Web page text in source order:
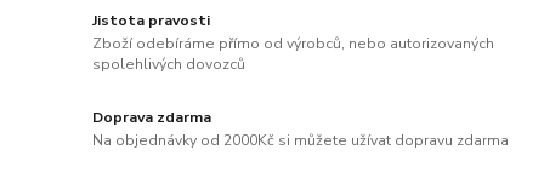
Jistota pravosti
Zboží odebíráme přímo od výrobců, nebo autorizovaných
spolehlivých dovozců
Doprava zdarma
Na objednávky od 2000Kč si můžete užívat dopravu zdarma